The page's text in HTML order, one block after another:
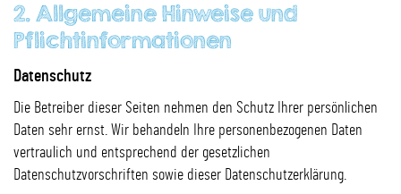
2. Allgemeine Hinweise und
Pflichtinformationen
Datenschutz
Die Betreiber dieser Seiten nehmen den Schutz Ihrer persönlichen
Daten sehr ernst. Wir behandeln Ihre personenbezogenen Daten
vertraulich und entsprechend der gesetzlichen
Datenschutzvorschriften sowie dieser Datenschutzerklärung.